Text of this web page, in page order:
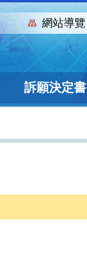
::: 網站導覽
訴願決定書